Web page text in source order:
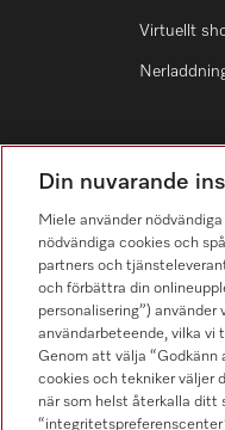
Virtuellt
Hitta
Din nuvarande
Miele använder
nödvändiga cookies och
partners och
och förbättra din
personalisering”)
användarbeteende, vilka vi
Genom att välja “Godkänn
cookies och tekniker väljer
när som helst återkalla ditt